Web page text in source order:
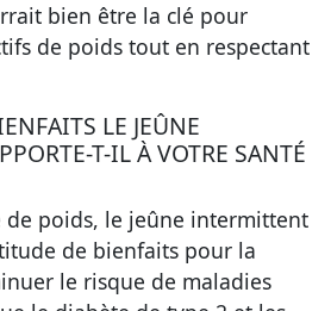
bien être la clé pour
de poids tout en respectant
LE JEÛNE
T-IL À VOTRE SANTÉ
de poids, le jeûne intermittent
de bienfaits pour la
le risque de maladies